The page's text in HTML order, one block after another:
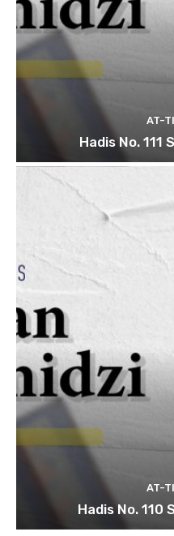
AT-
Hadis No. 111
AT-
Hadis No. 110